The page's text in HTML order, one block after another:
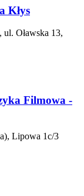
Kłys
Oławska 13,
Filmowa -
Lipowa 1c/3